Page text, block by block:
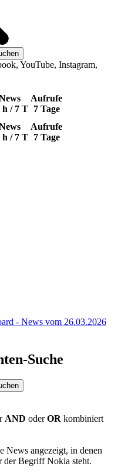
YouTube, Instagram,
h / 7 T
Aufrufe
7 Tage
h / 7 T
Aufrufe
7 Tage
- News vom 26.03.2026
Suche
AND oderOR kombiniert
News angezeigt, in denen
der Begriff Nokia steht.